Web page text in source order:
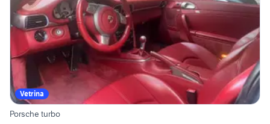
Vetrina
Porsche turbo